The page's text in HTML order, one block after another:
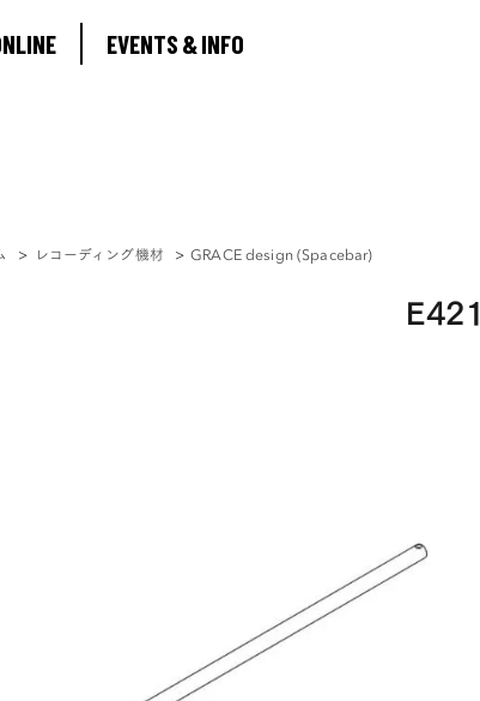
EVENTS & INFOABOUT
> レコーディング機材 > GRACE design (Spacebar)
E421